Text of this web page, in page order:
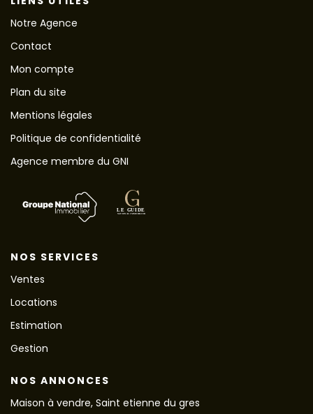
Notre Agence
Contact
Mon compte
Plan du site
Mentions légales
Politique de confidentialité
Agence membre du GNI
NOS SERVICES
Ventes
Locations
Estimation
Gestion
NOS ANNONCES
Maison à vendre, Saint etienne du gres